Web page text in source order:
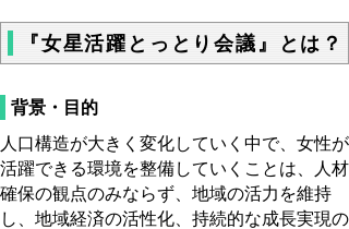
『女星活躍とっとり会議』とは？
背景・目的
人口構造が大きく変化していく中で、女性が
活躍できる環境を整備していくことは、人材
確保の観点のみならず、地域の活力を維持
し、地域経済の活性化、持続的な成長実現の